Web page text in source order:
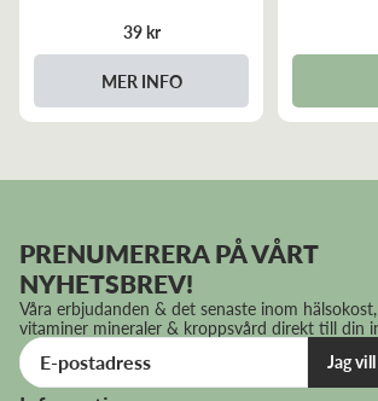
39 kr
MER INFO
PRENUMERERA PÅ VÅRT
NYHETSBREV!
Våra erbjudanden & det senaste inom
vitaminer mineraler & kroppsvård direkt till din
Jag